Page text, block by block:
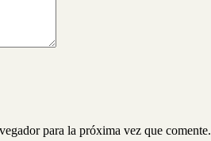
para la próxima vez que comente.